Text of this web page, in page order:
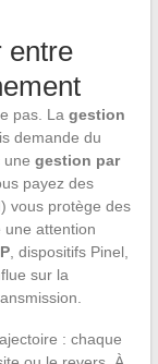
entre
pas. La gestion
demande du
une gestion par
payez des
) vous protège des
une attention
, dispositifs Pinel,
sur la
: chaque